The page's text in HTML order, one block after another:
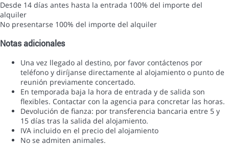
Desde 14 días antes hasta la entrada 100% del importe del
alquiler
No presentarse 100% del importe del alquiler
Notas adicionales
Una vez llegado al destino, por favor contáctenos por
teléfono y diríjanse directamente al alojamiento o punto de
reunión previamente concertado.
En temporada baja la hora de entrada y de salida son
flexibles. Contactar con la agencia para concretar las horas.
Devolución de fianza: por transferencia bancaria entre 5 y
15 días tras la salida del alojamiento.
IVA incluido en el precio del alojamiento
No se admiten animales.